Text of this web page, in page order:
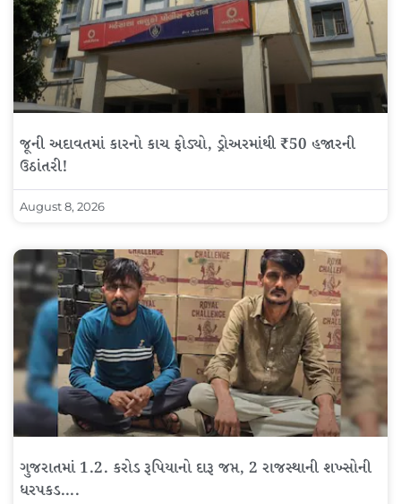
જૂની અદાવતમાં કારનો કાચ ફોડ્યો, ડ્રોઅરમાંથી ₹50 હજારની
ઉઠાંતરી!
August 8, 2026
ગુજરાતમાં 1.2. કરોડ રૂપિયાનો દારૂ જપ્ત, 2 રાજસ્થાની શખ્સોની
ધરપકડ….